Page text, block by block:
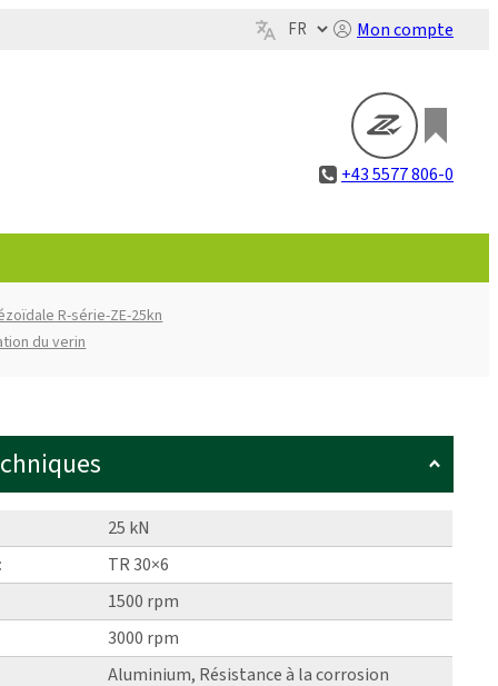
Mon compte
+43 5577 806-0
R-série-ZE-25kn
du verin
25 kN
TR 30×6
1500 rpm
3000 rpm
Aluminium, Résistance à la corrosion